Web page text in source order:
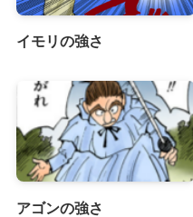
イモリの強さ
アゴンの強さ